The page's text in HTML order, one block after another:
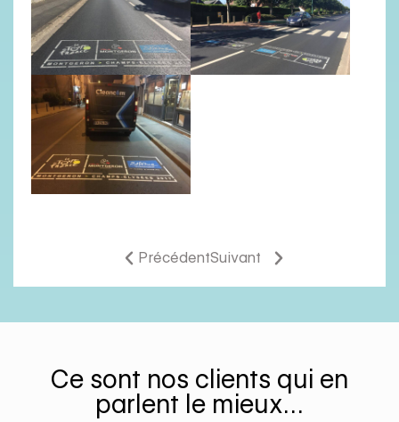
PrécédentSuivant
Ce sont nos clients qui en
parlent le mieux…